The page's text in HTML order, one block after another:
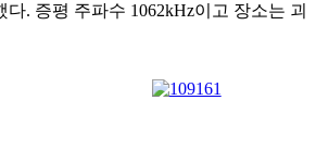
. 증평 주파수 1062kHz이고 장소는 괴